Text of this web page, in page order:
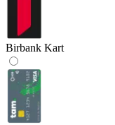
Birbank Kart